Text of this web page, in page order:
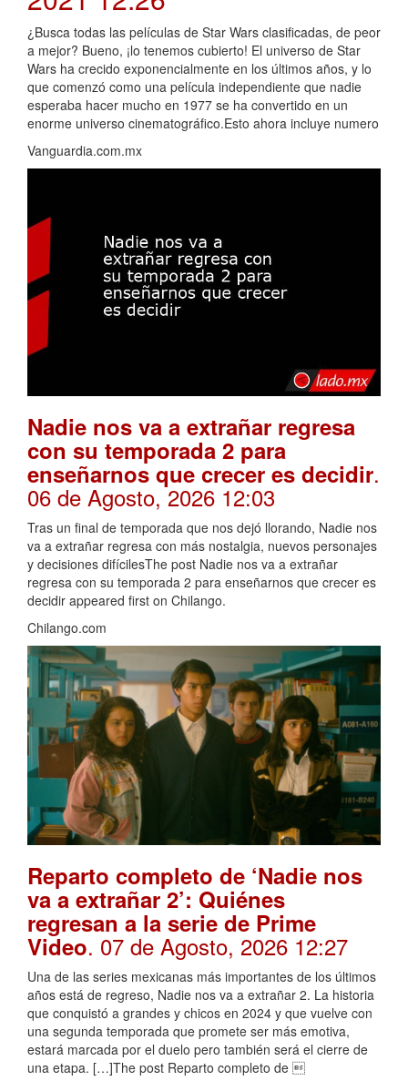
¿Busca todas las películas de Star Wars clasificadas, de peor
a mejor? Bueno, ¡lo tenemos cubierto! El universo de Star
Wars ha crecido exponencialmente en los últimos años, y lo
que comenzó como una película independiente que nadie
esperaba hacer mucho en 1977 se ha convertido en un
enorme universo cinematográfico.Esto ahora incluye numero
Vanguardia.com.mx
Nadie nos va a extrañar regresa
con su temporada 2 para
enseñarnos que crecer es decidir.
06 de Agosto, 2026 12:03
Tras un final de temporada que nos dejó llorando, Nadie nos
va a extrañar regresa con más nostalgia, nuevos personajes
y decisiones difícilesThe post Nadie nos va a extrañar
regresa con su temporada 2 para enseñarnos que crecer es
decidir appeared first on Chilango.
Chilango.com
Reparto completo de ‘Nadie nos
va a extrañar 2’: Quiénes
regresan a la serie de Prime
Video. 07 de Agosto, 2026 12:27
Una de las series mexicanas más importantes de los últimos
años está de regreso, Nadie nos va a extrañar 2. La historia
que conquistó a grandes y chicos en 2024 y que vuelve con
una segunda temporada que promete ser más emotiva,
estará marcada por el duelo pero también será el cierre de
una etapa. […]The post Reparto completo de 